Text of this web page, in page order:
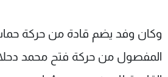
وكان وفد يضم قادة من حركة حماس
المفصول من حركة فتح محمد